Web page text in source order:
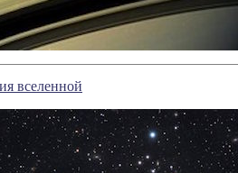
вселенной